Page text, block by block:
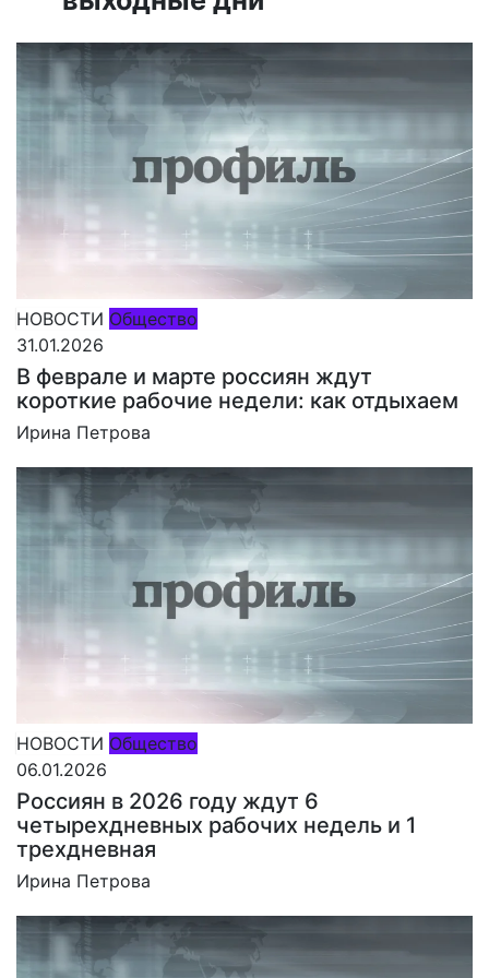
НОВОСТИ Общество
31.01.2026
В феврале и марте россиян ждут
короткие рабочие недели: как отдыхаем
Ирина Петрова
НОВОСТИ Общество
06.01.2026
Россиян в 2026 году ждут 6
четырехдневных рабочих недель и 1
трехдневная
Ирина Петрова